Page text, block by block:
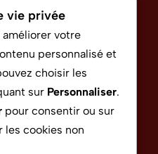
vie privée
améliorer votre
personnalisé et
choisir les
sur Personnaliser.
pour consentir ou sur
les cookies non